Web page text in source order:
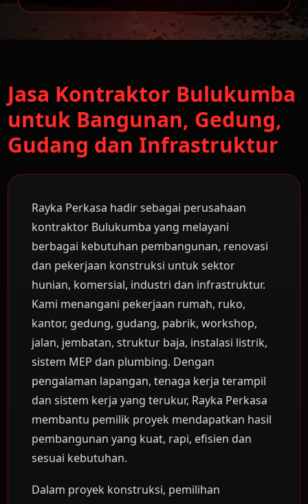
Jasa Kontraktor Bulukumba
untuk Bangunan, Gedung,
Gudang dan Infrastruktur
Rayka Perkasa hadir sebagai perusahaan
kontraktor Bulukumba yang melayani
berbagai kebutuhan pembangunan, renovasi
dan pekerjaan konstruksi untuk sektor
hunian, komersial, industri dan infrastruktur.
Kami menangani pekerjaan rumah, ruko,
kantor, gedung, gudang, pabrik, workshop,
jalan, jembatan, struktur baja, instalasi listrik,
sistem MEP dan plumbing. Dengan
pengalaman lapangan, tenaga kerja terampil
dan sistem kerja yang terukur, Rayka Perkasa
membantu pemilik proyek mendapatkan hasil
pembangunan yang kuat, rapi, efisien dan
sesuai kebutuhan.
Dalam proyek konstruksi, pemilihan